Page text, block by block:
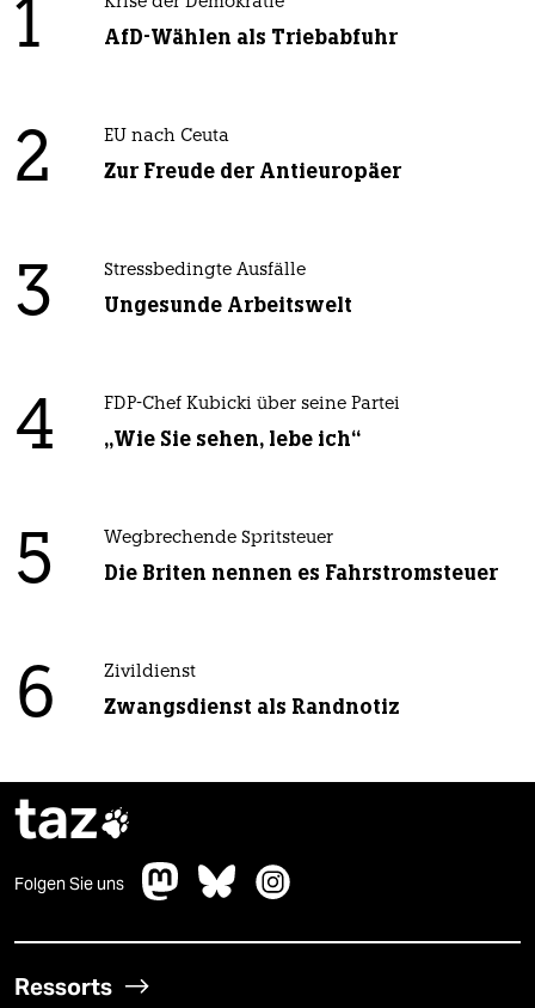
1 AfD-Wählen als Triebabfuhr
2 EU nach Ceuta
Zur Freude der Antieuropäer
3 Stressbedingte Ausfälle
Ungesunde Arbeitswelt
4 FDP-Chef Kubicki über seine Partei
„Wie Sie sehen, lebe ich“
5 Wegbrechende Spritsteuer
Die Briten nennen es Fahrstromsteuer
6 Zivildienst
Zwangsdienst als Randnotiz
taz
Folgen Sie uns
Ressorts